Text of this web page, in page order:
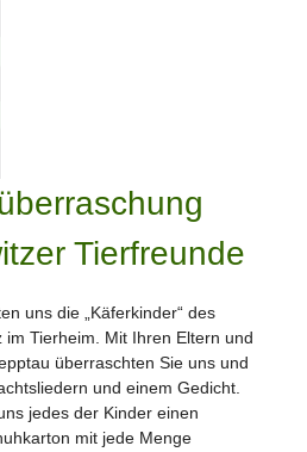
Tierfreunde
uns die „Käferkinder“ des
im Tierheim. Mit Ihren Eltern und
überraschten Sie uns und
und einem Gedicht.
jedes der Kinder einen
mit jede Menge